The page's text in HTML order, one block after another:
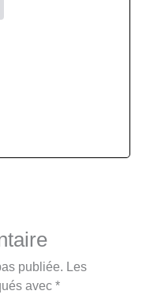
publiée. Les
avec *